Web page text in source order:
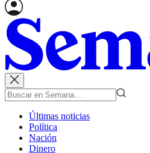
Últimas noticias
Política
Nación
Dinero